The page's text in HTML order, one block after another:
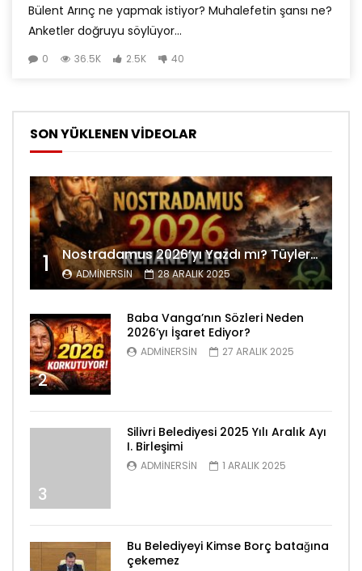
Bülent Arınç ne yapmak istiyor? Muhalefetin şansı ne?
Anketler doğruyu söylüyor...
0 36.5K 2.5K 40
SON YÜKLENEN VİDEOLAR
1 Nostradamus 2026’yı Yazdı mı? Tüyler Ürperten Kehanetler
ADMINERSIN 28 ARALIK 2025
2
Baba Vanga’nın Sözleri Neden
2026’yı İşaret Ediyor?
ADMINERSIN 27 ARALIK 2025
3
Silivri Belediyesi 2025 Yılı Aralık Ayı
I. Birleşimi
ADMINERSIN 1 ARALIK 2025
Bu Belediyeyi Kimse Borç batağına
çekemez